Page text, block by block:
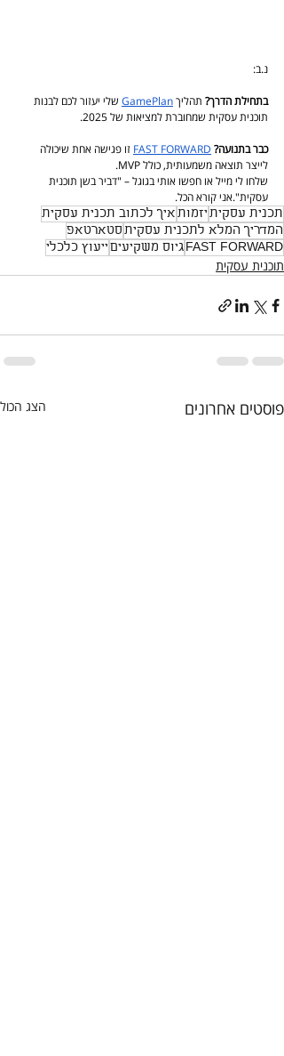
נ.ב:
בתחילת הדרך? תהליך GamePlan שלי יעזור לכם לבנות
תוכנית עסקית שמחוברת למציאות של 2025.
כבר בתנועה? FAST FORWARD זו פגישה אחת שיכולה
לייצר תוצאה משמעותית, כולל MVP.
שלחו לי מייל או חפשו אותי בגוגל – "דביר בשן תוכנית
עסקית".אני קורא הכל.
תכנית עסקית יזמות איך לכתוב תכנית עסקית
המדריך המלא לתכנית עסקית סטארטאפ
FAST FORWARD גיוס משקיעים ייעוץ כלכלי
תוכנית עסקית
פוסטים אחרונים הצג הכול